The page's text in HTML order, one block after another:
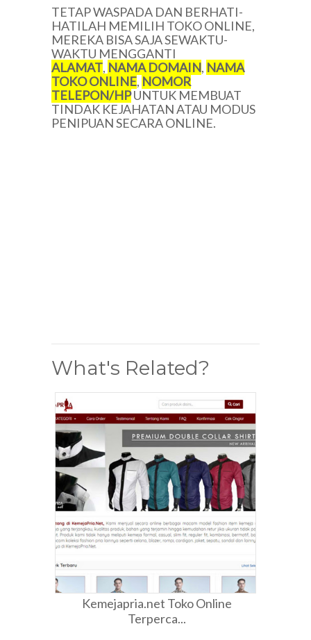
TETAP WASPADA DAN BERHATI-
HATILAH MEMILIH TOKO ONLINE,
MEREKA BISA SAJA SEWAKTU-
WAKTU MENGGANTI
ALAMAT, NAMA DOMAIN, NAMA
TOKO ONLINE, NOMOR
TELEPON/HPUNTUK MEMBUAT
TINDAK KEJAHATAN ATAU MODUS
PENIPUAN SECARA ONLINE.
What's Related?
Kemejapria.net Toko Online
Terperca...